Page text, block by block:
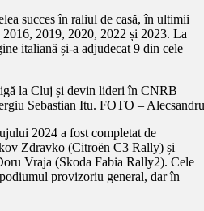
succes în raliul de casă, în ultimii
2019, 2020, 2022 și 2023. La
italiană și-a adjudecat 9 din cele
Sebastian Itu. FOTO –
2024 a fost completat de
Zdravko (Citroën C3 Rally) și
Vraja (Skoda Fabia Rally2). Cele
provizoriu general, dar în